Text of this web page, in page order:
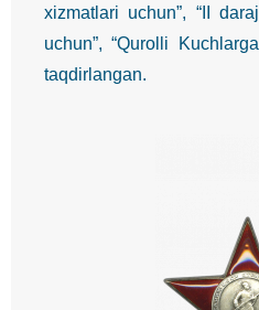
xizmatlari uchun”, “II
uchun”, “Qurolli
taqdirlangan.